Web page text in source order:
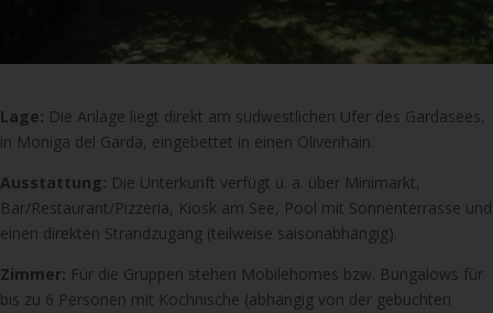
Lage: Die Anlage liegt direkt am südwestlichen Ufer des Gardasees,
in Moniga del Garda, eingebettet in einen Olivenhain.
Ausstattung: Die Unterkunft verfügt u. a. über Minimarkt,
Bar/Restaurant/Pizzeria, Kiosk am See, Pool mit Sonnenterrasse und
einen direkten Strandzugang (teilweise saisonabhängig).
Zimmer: Für die Gruppen stehen Mobilehomes bzw. Bungalows für
bis zu 6 Personen mit Kochnische (abhängig von der gebuchten